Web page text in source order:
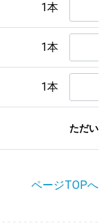
1本
1本
1本
ただい
ページTOPへ